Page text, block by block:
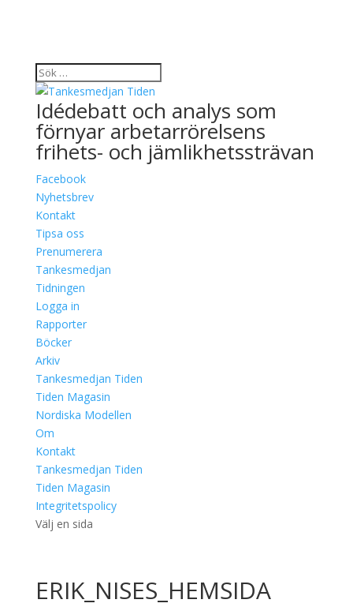
Idédebatt och analys som
förnyar arbetarrörelsens
frihets- och jämlikhetssträvan
Facebook
Nyhetsbrev
Kontakt
Tipsa oss
Prenumerera
Tankesmedjan
Tidningen
Logga in
Rapporter
Böcker
Arkiv
Tankesmedjan Tiden
Tiden Magasin
Nordiska Modellen
Om
Kontakt
Tankesmedjan Tiden
Tiden Magasin
Integritetspolicy
Välj en sida
ERIK_NISES_HEMSIDA